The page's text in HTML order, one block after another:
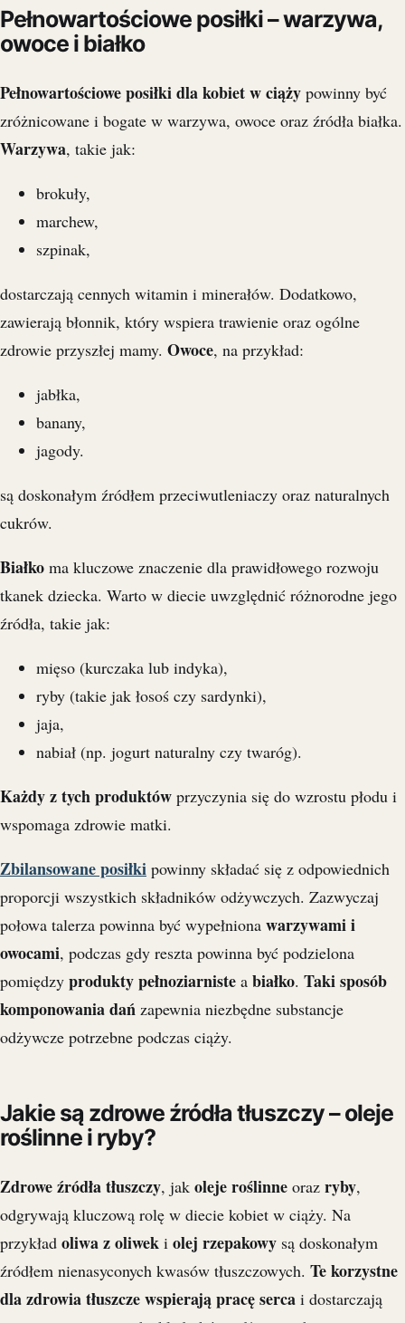
Pełnowartościowe posiłki – warzywa,
owoce i białko
Pełnowartościowe posiłki dla kobiet w ciąży powinny być
zróżnicowane i bogate w warzywa, owoce oraz źródła białka.
Warzywa, takie jak:
brokuły,
marchew,
szpinak,
dostarczają cennych witamin i minerałów. Dodatkowo,
zawierają błonnik, który wspiera trawienie oraz ogólne
zdrowie przyszłej mamy. Owoce, na przykład:
jabłka,
banany,
jagody.
są doskonałym źródłem przeciwutleniaczy oraz naturalnych
cukrów.
Białko ma kluczowe znaczenie dla prawidłowego rozwoju
tkanek dziecka. Warto w diecie uwzględnić różnorodne jego
źródła, takie jak:
mięso (kurczaka lub indyka),
ryby (takie jak łosoś czy sardynki),
jaja,
nabiał (np. jogurt naturalny czy twaróg).
Każdy z tych produktów przyczynia się do wzrostu płodu i
wspomaga zdrowie matki.
Zbilansowane posiłki powinny składać się z odpowiednich
proporcji wszystkich składników odżywczych. Zazwyczaj
połowa talerza powinna być wypełniona warzywami i
owocami, podczas gdy reszta powinna być podzielona
pomiędzy produkty pełnoziarniste a białko. Taki sposób
komponowania dań zapewnia niezbędne substancje
odżywcze potrzebne podczas ciąży.
Jakie są zdrowe źródła tłuszczy – oleje
roślinne i ryby?
Zdrowe źródła tłuszczy, jak oleje roślinne oraz ryby,
odgrywają kluczową rolę w diecie kobiet w ciąży. Na
przykład oliwa z oliwek i olej rzepakowy są doskonałym
źródłem nienasyconych kwasów tłuszczowych. Te korzystne
dla zdrowia tłuszcze wspierają pracę serca i dostarczają